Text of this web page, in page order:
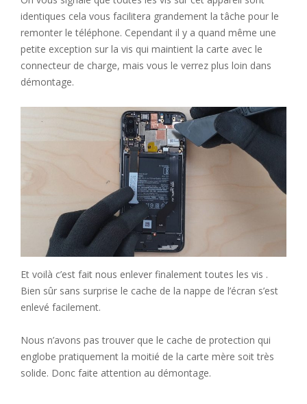
identiques cela vous facilitera grandement la tâche pour le
remonter le téléphone. Cependant il y a quand même une
petite exception sur la vis qui maintient la carte avec le
connecteur de charge, mais vous le verrez plus loin dans
démontage.
Et voilà c’est fait nous enlever finalement toutes les vis .
Bien sûr sans surprise le cache de la nappe de l’écran s’est
enlevé facilement.
Nous n’avons pas trouver que le cache de protection qui
englobe pratiquement la moitié de la carte mère soit très
solide. Donc faite attention au démontage.